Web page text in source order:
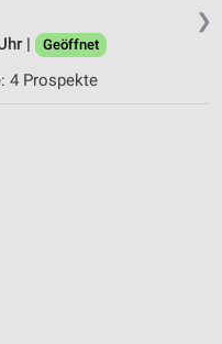
❯
|
Geöffnet
4 Prospekte